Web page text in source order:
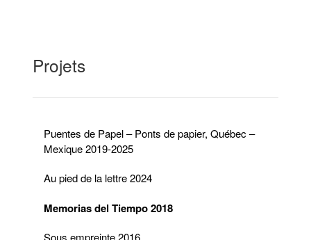
Projets
Projets
Puentes de Papel – Ponts de papier, Québec –
Mexique 2019-2025
Au pied de la lettre 2024
Memorias del Tiempo 2018